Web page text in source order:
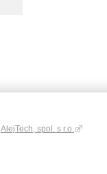
AlejTech, spol. s r.o.